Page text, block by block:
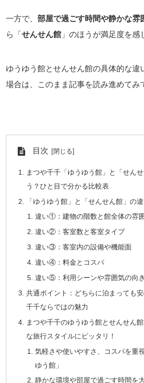
一方で、 部屋で過ごす時間や静かな雰
ら「 せんせん館 」のほうが満足度を感
ゆうゆう館とせんせん館の具体的な違
場合は、このまま記事を読み進めてみ
目次
まつや千千「ゆうゆう館」と「せん
う？ひと目で分かる比較表
「ゆうゆう館」と「せんせん館」の
違い①：建物の階数と館全体の雰
違い②：客室数と客室タイプ
違い③：客室内の設備や機能面
違い④：料金とコスパ
違い⑤：利用シーンや雰囲気の向
共通ポイント：どちらに泊まっても
千千ならではの魅力
まつや千千のゆうゆう館とせんせん
な旅行スタイルにピッタリ！
気軽さや使いやすさ、コスパを重
ゆう館」
静かな環境や部屋で過ごす時間を